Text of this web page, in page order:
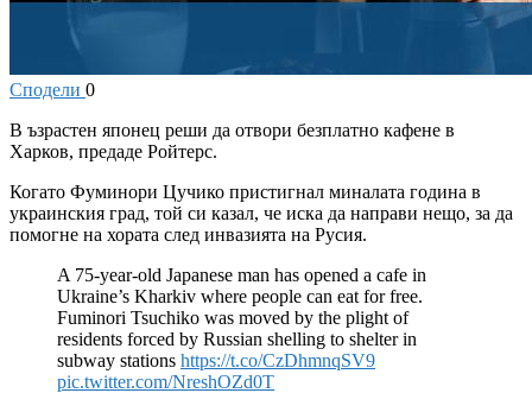
Сподели 0
В ъзрастен японец реши да отвори безплатно кафене в
Харков, предаде Ройтерс.
Когато Фуминори Цучико пристигнал миналата година в
украинския град, той си казал, че иска да направи нещо, за да
помогне на хората след инвазията на Русия.
A 75-year-old Japanese man has opened a cafe in
Ukraine’s Kharkiv where people can eat for free.
Fuminori Tsuchiko was moved by the plight of
residents forced by Russian shelling to shelter in
subway stations https://t.co/CzDhmnqSV9
pic.twitter.com/NreshOZd0T